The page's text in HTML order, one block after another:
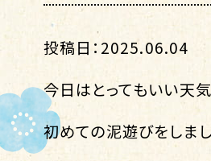
投稿日：2025.06.04
今日はとってもいい天
初めての泥遊びをしま